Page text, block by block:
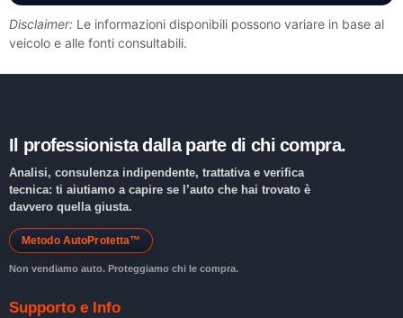
Disclaimer: Le informazioni disponibili possono variare in base al
veicolo e alle fonti consultabili.
Il professionista dalla parte di chi compra.
Analisi, consulenza indipendente, trattativa e verifica
tecnica: ti aiutiamo a capire se l’auto che hai trovato è
davvero quella giusta.
Metodo AutoProtetta™
Non vendiamo auto. Proteggiamo chi le compra.
Supporto e Info